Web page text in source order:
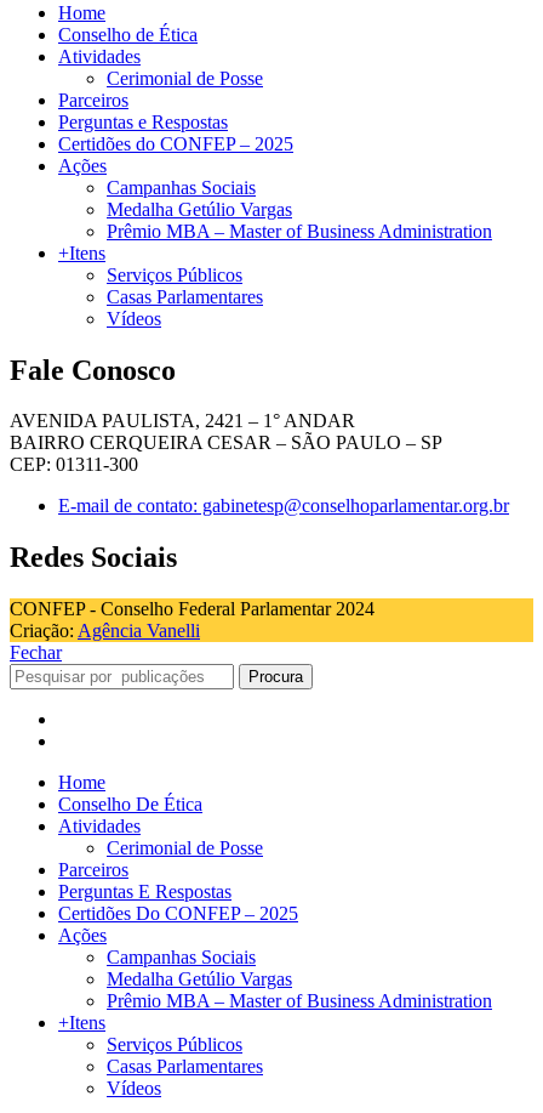
Home
Conselho de Ética
Atividades
Cerimonial de Posse
Parceiros
Perguntas e Respostas
Certidões do CONFEP – 2025
Ações
Campanhas Sociais
Medalha Getúlio Vargas
Prêmio MBA – Master of Business Administration
+Itens
Serviços Públicos
Casas Parlamentares
Vídeos
Fale Conosco
AVENIDA PAULISTA, 2421 – 1° ANDAR
BAIRRO CERQUEIRA CESAR – SÃO PAULO – SP
CEP: 01311-300
E-mail de contato: gabinetesp@conselhoparlamentar.org.br
Redes Sociais
CONFEP - Conselho Federal Parlamentar 2024
Criação: Agência Vanelli
Fechar
Procura
Home
Conselho De Ética
Atividades
Cerimonial de Posse
Parceiros
Perguntas E Respostas
Certidões Do CONFEP – 2025
Ações
Campanhas Sociais
Medalha Getúlio Vargas
Prêmio MBA – Master of Business Administration
+Itens
Serviços Públicos
Casas Parlamentares
Vídeos